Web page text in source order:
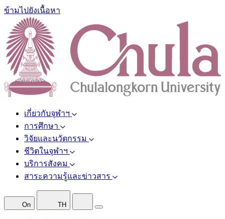
ข้ามไปยังเนื้อหา
เกี่ยวกับจุฬาฯ
การศึกษา
วิจัยและนวัตกรรม
ชีวิตในจุฬาฯ
บริการสังคม
สาระความรู้และข่าวสาร
On TH